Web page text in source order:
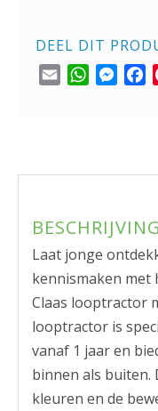
DEEL DIT
Email
WhatsApp
BESCHRIJVING
Laat jonge
kennismaken met
Claas looptractor
looptractor is
vanaf 1 jaar en
binnen als buiten.
kleuren en de